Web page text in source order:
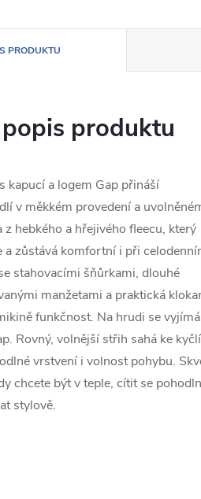
PRODUKTU
produktu
kapucí a logem Gap přináší
v měkkém provedení a
hebkého a hřejivého fleecu, který
a zůstává komfortní i při
stahovacími šňůrkami, dlouhé
manžetami a praktická
funkčnost. Na hrudi se vyjímá
Rovný, volnější střih sahá ke
vrstvení i volnost pohybu.
chcete být v teple, cítit se
stylově.